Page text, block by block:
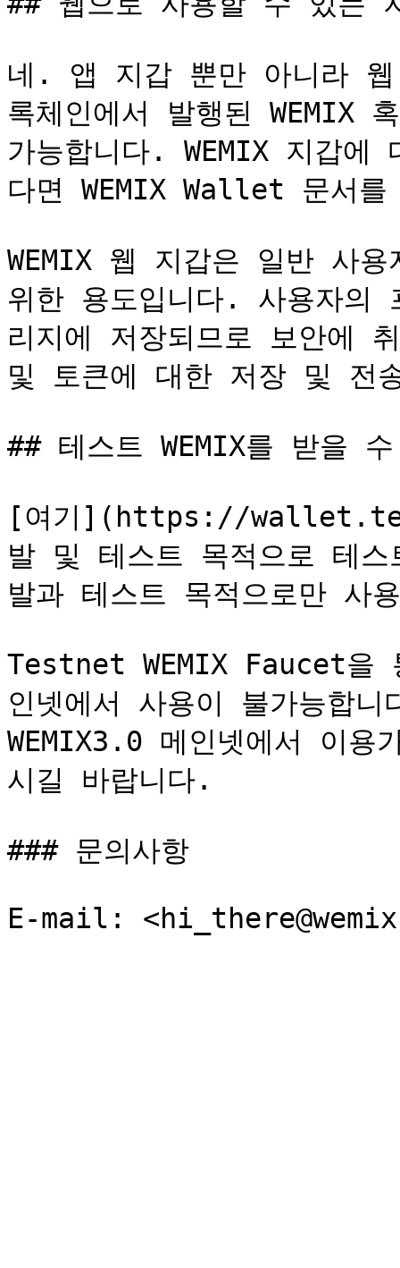
네. 앱 지갑 뿐만 아니라
록체인에서 발행된 WEMIX
가능합니다. WEMIX 지갑
다면 WEMIX Wallet 문서
WEMIX 웹 지갑은 일반 사
위한 용도입니다. 사용자의
리지에 저장되므로 보안에
및 토큰에 대한 저장 및 전
## 테스트 WEMIX를 받을
[여기](https://
발 및 테스트 목적으로 테
발과 테스트 목적으로만 사
Testnet WEMIX Faucet을
인넷에서 사용이 불가능합
WEMIX3.0 메인넷에서 이용
시길 바랍니다.
### 문의사항